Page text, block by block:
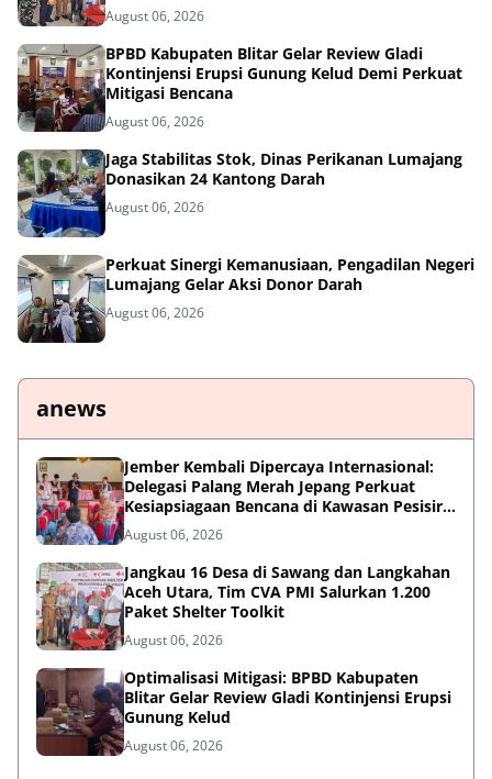
August 06, 2026
BPBD Kabupaten Blitar Gelar Review Gladi
Kontinjensi Erupsi Gunung Kelud Demi Perkuat
Mitigasi Bencana
August 06, 2026
Jaga Stabilitas Stok, Dinas Perikanan Lumajang
Donasikan 24 Kantong Darah
August 06, 2026
Perkuat Sinergi Kemanusiaan, Pengadilan Negeri
Lumajang Gelar Aksi Donor Darah
August 06, 2026
anews
Jember Kembali Dipercaya Internasional:
Delegasi Palang Merah Jepang Perkuat
Kesiapsiagaan Bencana di Kawasan Pesisir
dan Sekolah
August 06, 2026
Jangkau 16 Desa di Sawang dan Langkahan
Aceh Utara, Tim CVA PMI Salurkan 1.200
Paket Shelter Toolkit
August 06, 2026
Optimalisasi Mitigasi: BPBD Kabupaten
Blitar Gelar Review Gladi Kontinjensi Erupsi
Gunung Kelud
August 06, 2026